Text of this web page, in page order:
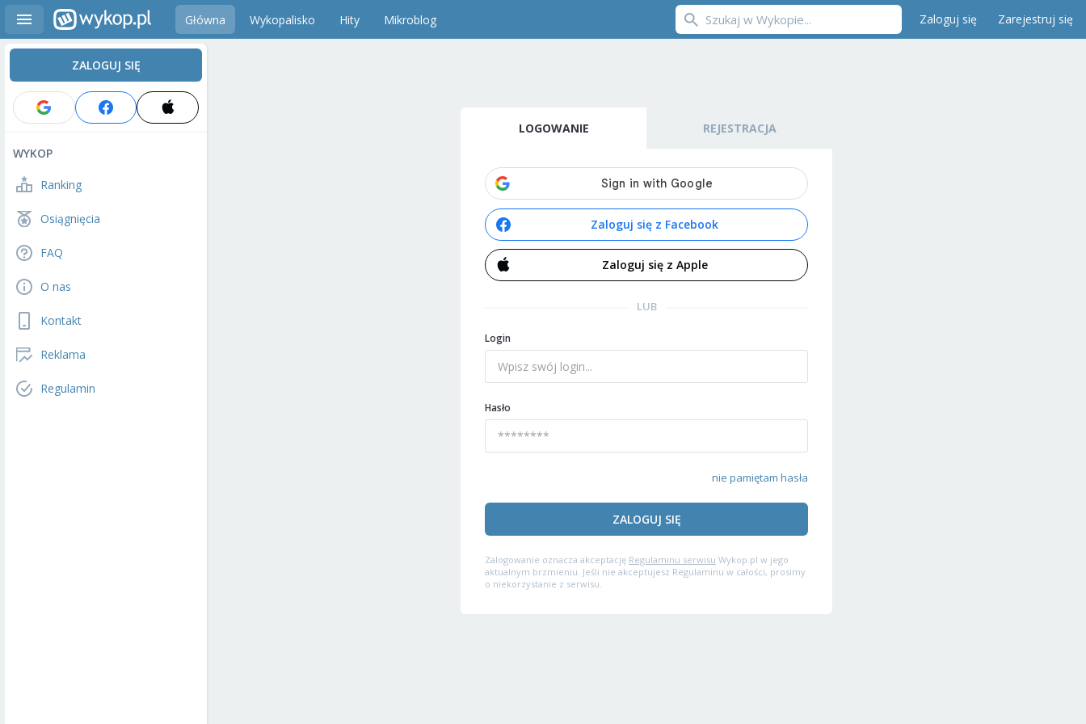
Główna Wykopalisko Hity Mikroblog Zaloguj się Zarejestruj się
ZALOGUJ SIĘ
WYKOP
Ranking
Osiągnięcia
FAQ
O nas
Kontakt
Reklama
Regulamin
LOGOWANIE REJESTRACJA
Zaloguj się z Facebook
Zaloguj się z Apple
LUB
Login
Hasło
nie pamiętam hasła
ZALOGUJ SIĘ
Zalogowanie oznacza akceptację Regulaminu serwisu Wykop.pl w jego
aktualnym brzmieniu. Jeśli nie akceptujesz Regulaminu w całości, prosimy
o niekorzystanie z serwisu.